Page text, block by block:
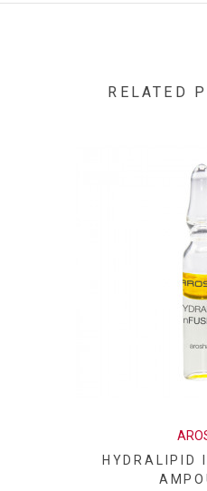
CLARY OIL ● ACRYLATES/
TOCOPHEROL ● GERANIOL ●
SALICYLATE ● FARNESOL ●
RELATED
HYDRALIPID